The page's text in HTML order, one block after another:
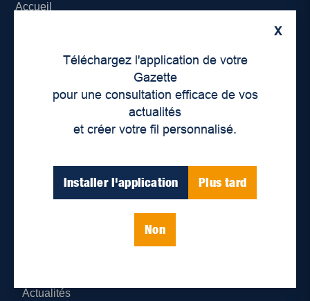
X
Téléchargez l'application de votre
Gazette
pour une consultation efficace de vos
actualités
et créer votre fil personnalisé.
Installer l'application Plus tard
Non
Accueil
Déontologie et confidentialité
Actualités